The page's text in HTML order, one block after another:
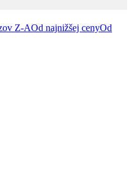
Z-AOd najnižšej cenyOd